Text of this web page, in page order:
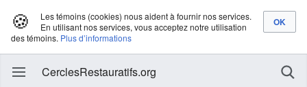
🍪
Les témoins (cookies) nous aident à fournir nos services.
En utilisant nos services, vous acceptez notre utilisation
des témoins. Plus d’informations
CerclesRestauratifs.org